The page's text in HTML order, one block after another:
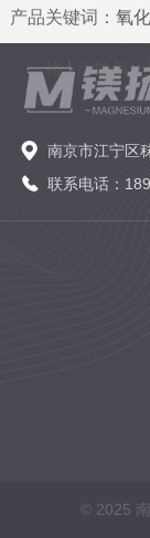
产品关键词： 氧
格| 活性氧
南京市江宁区
联系电话：
© 2025